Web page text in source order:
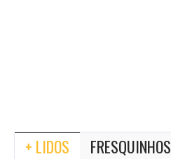
+ LIDOS FRESQUINHOS